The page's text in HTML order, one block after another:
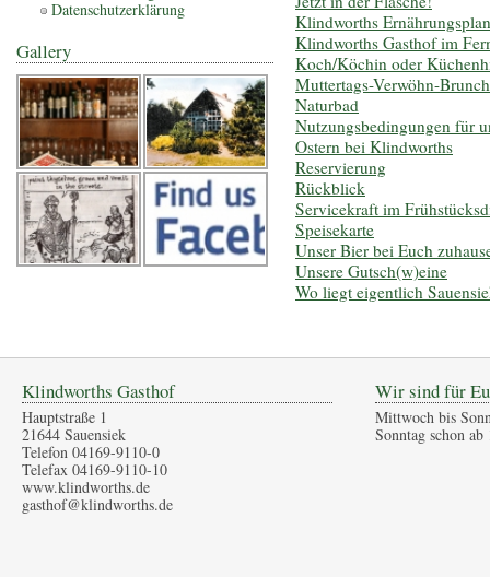
Klindworths Ernährungsplan
Klindworths Gasthof im
Koch/Köchin oder
Muttertags-Verwöhn-Brunch
Naturbad
Nutzungsbedingungen für
Ostern bei Klindworths
Reservierung
Rückblick
Servicekraft im
Speisekarte
Unser Bier bei Euch
Unsere Gutsch(w)eine
Wo liegt eigentlich
Datenschutzerklärung
Gallery
Klindworths Gasthof
Hauptstraße 1
21644 Sauensiek
Telefon 04169-9110-0
Telefax 04169-9110-10
www.klindworths.de
gasthof@klindworths.de
Wir sind für
Mittwoch bis
Sonntag schon